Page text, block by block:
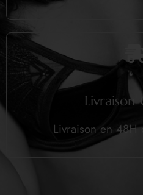
Livraison
Livraison en 48H